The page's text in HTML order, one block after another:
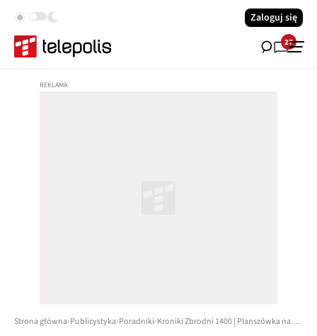
Zaloguj się
27
Strona główna Publicystyka Poradniki Kroniki Zbrodni 1400 | Planszówka na weekend